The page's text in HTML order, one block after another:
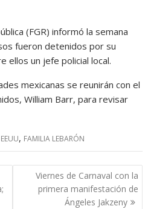
(FGR) informó la semana
fueron detenidos por su
ellos un jefe policial local.
mexicanas se reunirán con el
William Barr, para revisar
EEUU, FAMILIA LEBARÓN
Viernes de Carnaval con la
primera manifestación de
Ángeles Jakzeny